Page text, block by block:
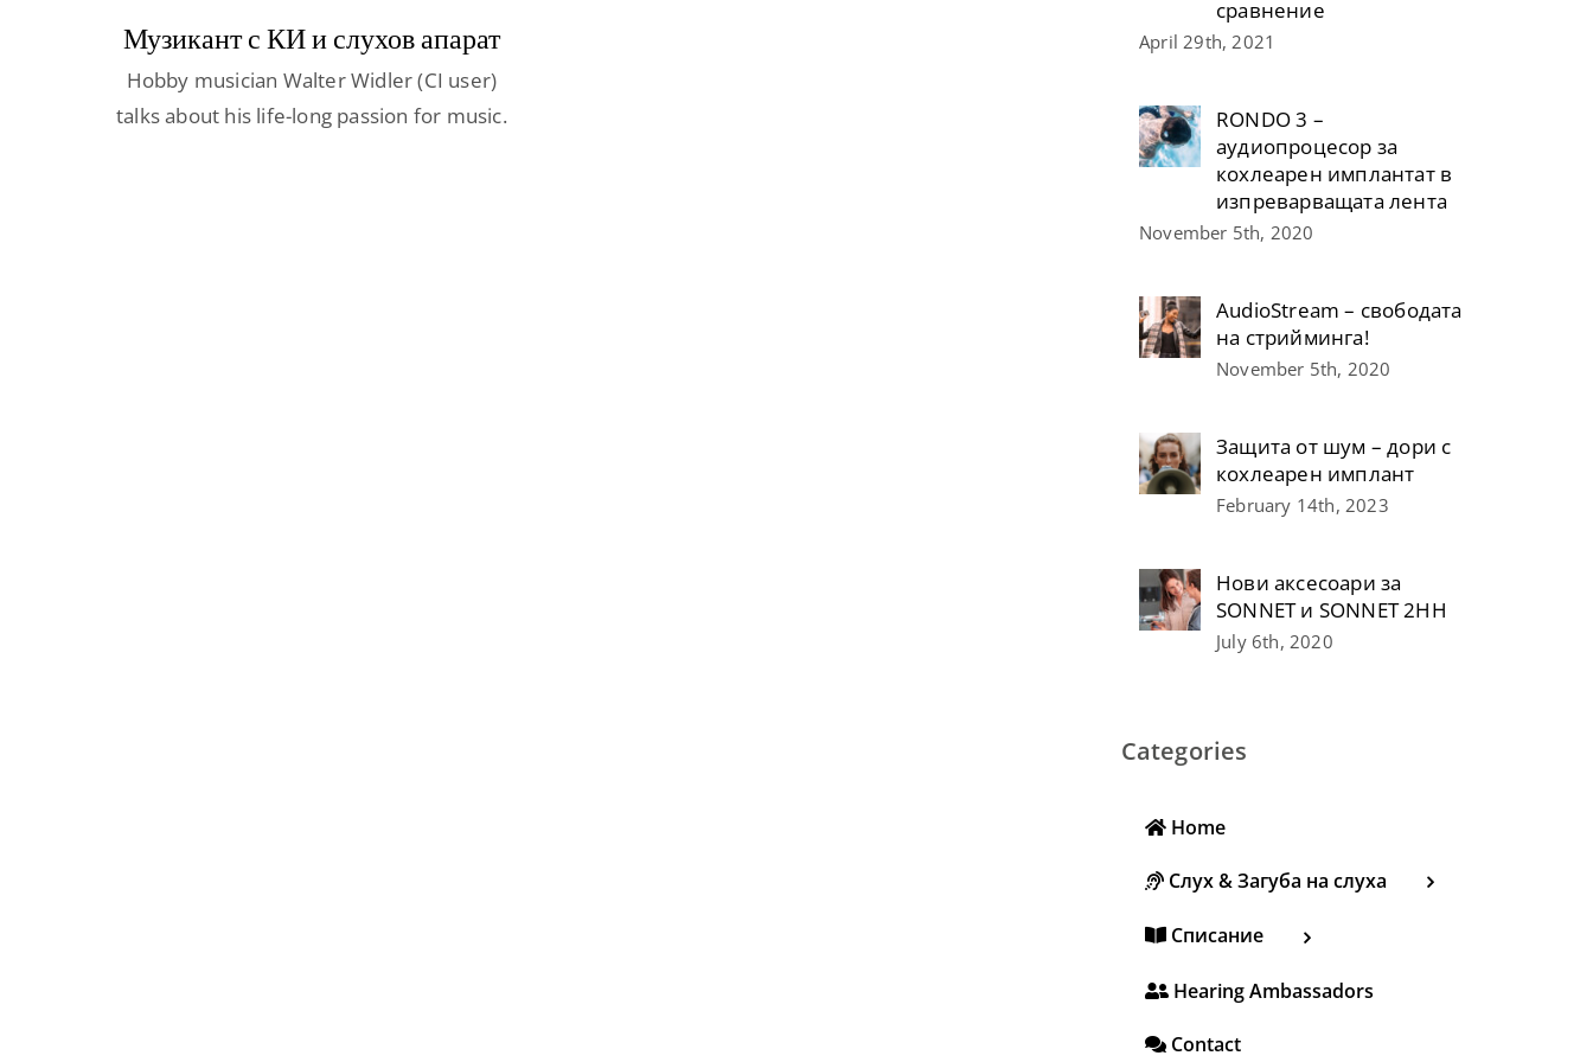
Музикант с КИ и слухов апарат
Hobby musician Walter Widler (CI user)
talks about his life-long passion for music.
сравнение
April 29th, 2021
RONDO 3 –
аудиопроцесор за
кохлеарен имплантат в
изпреварващата лента
November 5th, 2020
AudioStream – свободата
на стрийминга!
November 5th, 2020
Защита от шум – дори с
кохлеарен имплант
February 14th, 2023
Нови аксесоари за
SONNET и SONNET 2НН
July 6th, 2020
Categories
Home
Слух & Загуба на слуха
Списание
Hearing Ambassadors
Contact